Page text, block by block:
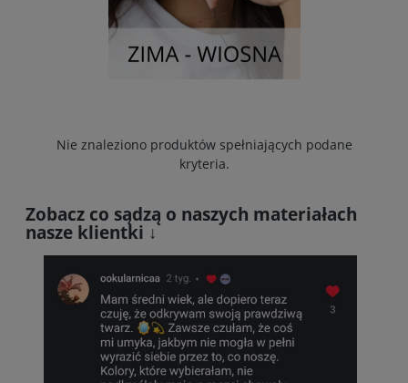
Nie znaleziono produktów spełniających podane
kryteria.
Zobacz co sądzą o naszych materiałach
nasze klientki ↓